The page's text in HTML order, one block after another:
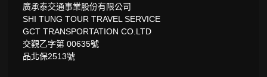
廣承泰交通事業股份有限公司
SHI TUNG TOUR TRAVEL SERVICE
GCT TRANSPORTATION CO.LTD
交觀乙字第 00635號
品北保2513號